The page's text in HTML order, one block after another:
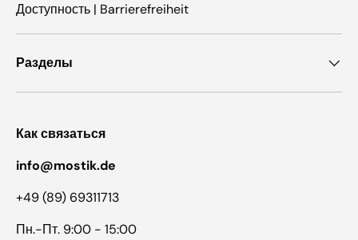
Доступность | Barrierefreiheit
Разделы
Как связаться
info@mostik.de
+49 (89) 69311713
Пн.-Пт. 9:00 - 15:00